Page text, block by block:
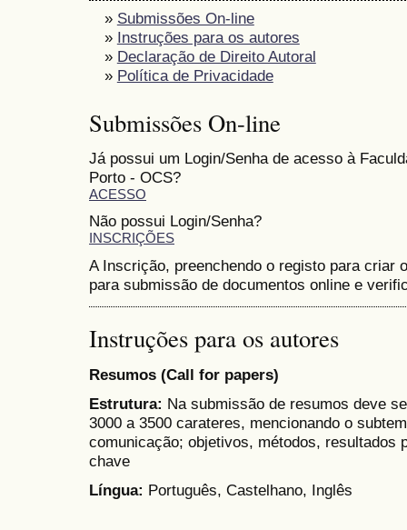
» Submissões On-line
» Instruções para os autores
» Declaração de Direito Autoral
» Política de Privacidade
Submissões On-line
Já possui um Login/Senha de acesso à
Porto - OCS?
ACESSO
Não possui Login/Senha?
INSCRIÇÕES
A Inscrição, preenchendo o registo para criar
para submissão de documentos online e
Instruções para os autores
Resumos (Call for papers)
Estrutura: Na submissão de resumos deve
3000 a 3500 carateres, mencionando o
comunicação; objetivos, métodos, resultados
chave
Língua: Português, Castelhano, Inglês